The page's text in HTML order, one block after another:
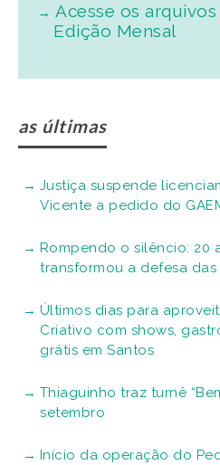
Acesse os arquivos
Edição Mensal
as últimas
Justiça suspende
Vicente a pedido do
Rompendo o silêncio: 20
transformou a defesa das
Últimos dias para
Criativo com shows,
grátis em Santos
Thiaguinho traz turnê
setembro
Início da operação do